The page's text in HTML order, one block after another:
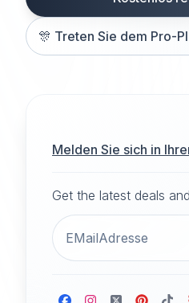
🎊 Treten Sie dem Pro-
Melden Sie sich in
Get the latest deals